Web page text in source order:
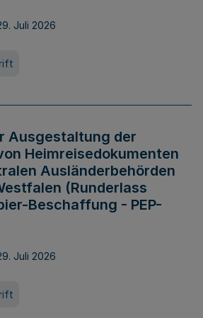
Juli 2026
Ausgestaltung der
Heimreisedokumenten
Ausländerbehörden
(Runderlass
Beschaffung - PEP-
Juli 2026